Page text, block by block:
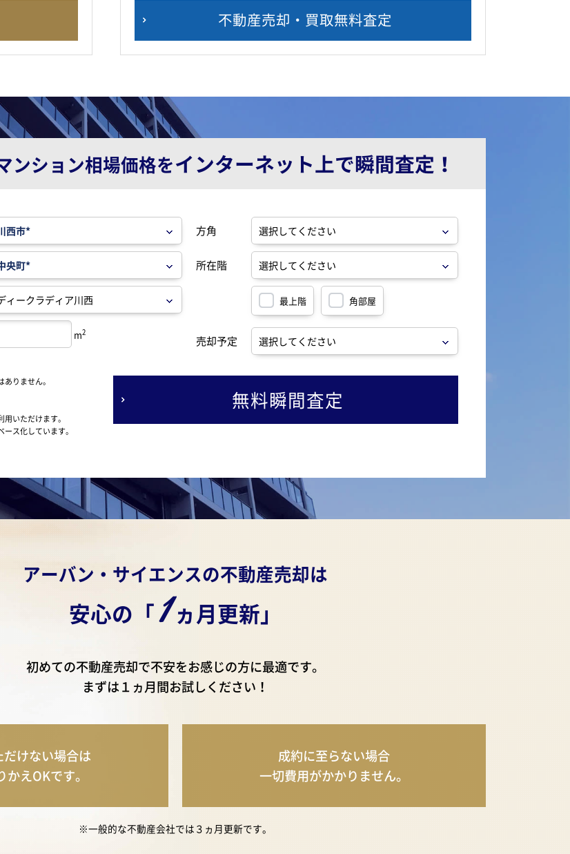
不動産売却・買取無料査定
ンション相場価格をインターネット上で瞬間査定！
m2
方角
所在階
最上階 角部屋
売却予定
無料瞬間査定
りません。
いただけます。
ス化しています。
アーバン・サイエンスの不動産売却は
安心の「1 ヵ月更新」
初めての不動産売却で不安をお感じの方に最適です。
まずは１ヵ月間お試しください！
だけない場合は
かえOKです。
成約に至らない場合
一切費用がかかりません。
※一般的な不動産会社では３ヵ月更新です。